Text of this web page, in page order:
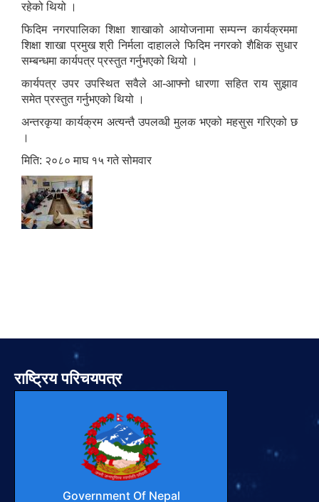
रहेको थियो ।
फिदिम नगरपालिका शिक्षा शाखाको आयोजनामा सम्पन्न कार्यक्रममा
शिक्षा शाखा प्रमुख श्री निर्मला दाहालले फिदिम नगरको शैक्षिक सुधार
सम्बन्धमा कार्यपत्र प्रस्तुत गर्नुभएको थियो ।
कार्यपत्र उपर उपस्थित सवैले आ-आफ्नो धारणा सहित राय सुझाव
समेत प्रस्तुत गर्नुभएको थियो ।
अन्तरकृया कार्यक्रम अत्यन्तै उपलव्धी मुलक भएको महसुस गरिएको छ
।
मिति: २०८० माघ १५ गते सोमवार
राष्ट्रिय परिचयपत्र